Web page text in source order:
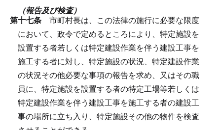
（報告及び検査）
第十七条 市町村長は、この法律の施行に必要な限度
において、政令で定めるところにより、特定施設を
設置する者若しくは特定建設作業を伴う建設工事を
施工する者に対し、特定施設の状況、特定建設作業
の状況その他必要な事項の報告を求め、又はその職
員に、特定施設を設置する者の特定工場等若しくは
特定建設作業を伴う建設工事を施工する者の建設工
事の場所に立ち入り、特定施設その他の物件を検査